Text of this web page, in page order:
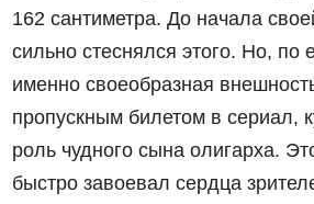
162 сантиметра. До начала
сильно стеснялся этого. Но, по
именно своеобразная
пропускным билетом в сериал,
роль чудного сына олигарха.
быстро завоевал сердца